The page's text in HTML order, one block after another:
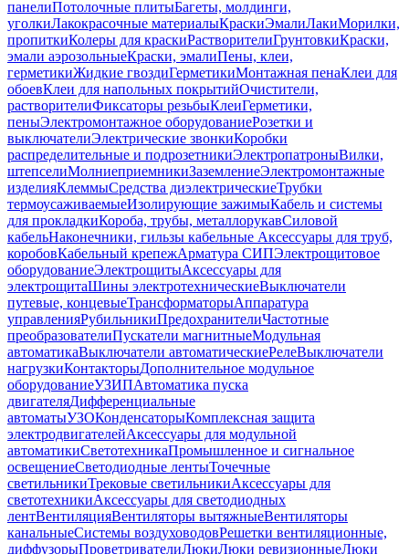
панелиПотолочные плитыБагеты, молдинги,
уголкиЛакокрасочные материалыКраскиЭмалиЛакиМорилки,
пропиткиКолеры для краскиРастворителиГрунтовкиКраски,
эмали аэрозольныеКраски, эмалиПены, клеи,
герметикиЖидкие гвоздиГерметикиМонтажная пенаКлеи для
обоевКлеи для напольных покрытийОчистители,
растворителиФиксаторы резьбыКлеиГерметики,
пеныЭлектромонтажное оборудованиеРозетки и
выключателиЭлектрические звонкиКоробки
распределительные и подрозетникиЭлектропатроныВилки,
штепселиМолниеприемникиЗаземлениеЭлектромонтажные
изделияКлеммыСредства диэлектрическиеТрубки
термоусаживаемыеИзолирующие зажимыКабель и системы
для прокладкиКороба, трубы, металлорукавСиловой
кабельНаконечники, гильзы кабельные Аксессуары для труб,
коробовКабельный крепежАрматура СИПЭлектрощитовое
оборудованиеЭлектрощитыАксессуары для
электрощитаШины электротехническиеВыключатели
путевые, концевыеТрансформаторыАппаратура
управленияРубильникиПредохранителиЧастотные
преобразователиПускатели магнитныеМодульная
автоматикаВыключатели автоматическиеРелеВыключатели
нагрузкиКонтакторыДополнительное модульное
оборудованиеУЗИПАвтоматика пуска
двигателяДифференциальные
автоматыУЗОКонденсаторыКомплексная защита
электродвигателейАксессуары для модульной
автоматикиСветотехникаПромышленное и сигнальное
освещениеСветодиодные лентыТочечные
светильникиТрековые светильникиАксессуары для
светотехникиАксессуары для светодиодных
лентВентиляцияВентиляторы вытяжныеВентиляторы
канальныеСистемы воздуховодовРешетки вентиляционные,
диффузорыПроветривателиЛюкиЛюки ревизионныеЛюки